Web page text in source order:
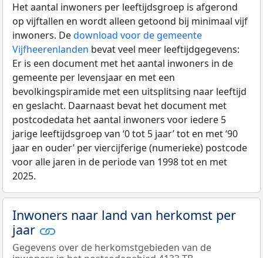
Het aantal inwoners per leeftijdsgroep is afgerond
op vijftallen en wordt alleen getoond bij minimaal vijf
inwoners. Dedownload voor de gemeente
Vijfheerenlanden bevat veel meer leeftijdgegevens:
Er is een document met het aantal inwoners in de
gemeente per levensjaar en met een
bevolkingspiramide met een uitsplitsing naar leeftijd
en geslacht. Daarnaast bevat het document met
postcodedata het aantal inwoners voor iedere 5
jarige leeftijdsgroep van ‘0 tot 5 jaar’ tot en met ‘90
jaar en ouder’ per viercijferige (numerieke) postcode
voor alle jaren in de periode van 1998 tot en met
2025.
Inwoners naar land van herkomst per
jaar
Gegevens over de herkomstgebieden van de